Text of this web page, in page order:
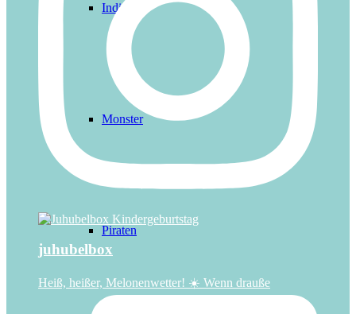
Indianer
Monster
Piraten
juhubelbox
Heiß, heißer, Melonenwetter! ☀️ Wenn drauße